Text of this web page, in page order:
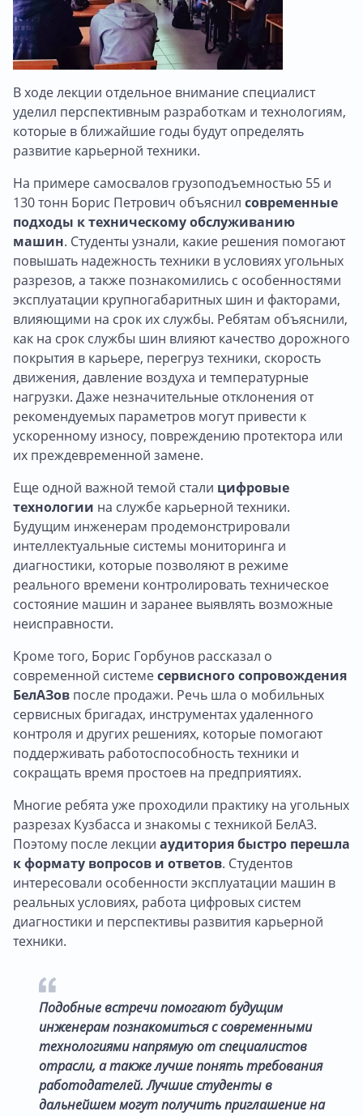
В ходе лекции отдельное внимание специалист
уделил перспективным разработкам и технологиям,
которые в ближайшие годы будут определять
развитие карьерной техники.
На примере самосвалов грузоподъемностью 55 и
130 тонн Борис Петрович объяснил современные
подходы к техническому обслуживанию
машин. Студенты узнали, какие решения помогают
повышать надежность техники в условиях угольных
разрезов, а также познакомились с особенностями
эксплуатации крупногабаритных шин и факторами,
влияющими на срок их службы. Ребятам объяснили,
как на срок службы шин влияют качество дорожного
покрытия в карьере, перегруз техники, скорость
движения, давление воздуха и температурные
нагрузки. Даже незначительные отклонения от
рекомендуемых параметров могут привести к
ускоренному износу, повреждению протектора или
их преждевременной замене.
Еще одной важной темой стали цифровые
технологии на службе карьерной техники.
Будущим инженерам продемонстрировали
интеллектуальные системы мониторинга и
диагностики, которые позволяют в режиме
реального времени контролировать техническое
состояние машин и заранее выявлять возможные
неисправности.
Кроме того, Борис Горбунов рассказал о
современной системесервисного сопровождения
БелАЗов после продажи. Речь шла о мобильных
сервисных бригадах, инструментах удаленного
контроля и других решениях, которые помогают
поддерживать работоспособность техники и
сокращать время простоев на предприятиях.
Многие ребята уже проходили практику на угольных
разрезах Кузбасса и знакомы с техникой БелАЗ.
Поэтому после лекции аудитория быстро перешла
к формату вопросов и ответов. Студентов
интересовали особенности эксплуатации машин в
реальных условиях, работа цифровых систем
диагностики и перспективы развития карьерной
техники.
Подобные встречи помогают будущим
инженерам познакомиться с современными
технологиями напрямую от специалистов
отрасли, а также лучше понять требования
работодателей. Лучшие студенты в
дальнейшем могут получить приглашение на